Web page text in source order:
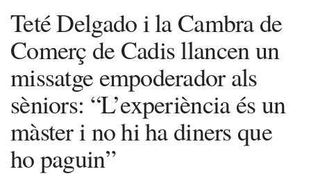
Teté Delgado i la Cambra de
Comerç de Cadis llancen un
missatge empoderador als
sèniors: “L’experiència és un
màster i no hi ha diners que
ho paguin”